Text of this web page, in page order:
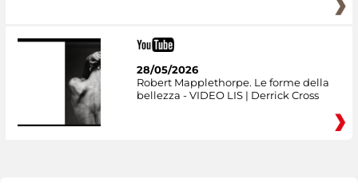
28/05/2026
Robert Mapplethorpe. Le forme della
bellezza - VIDEO LIS | Derrick Cross